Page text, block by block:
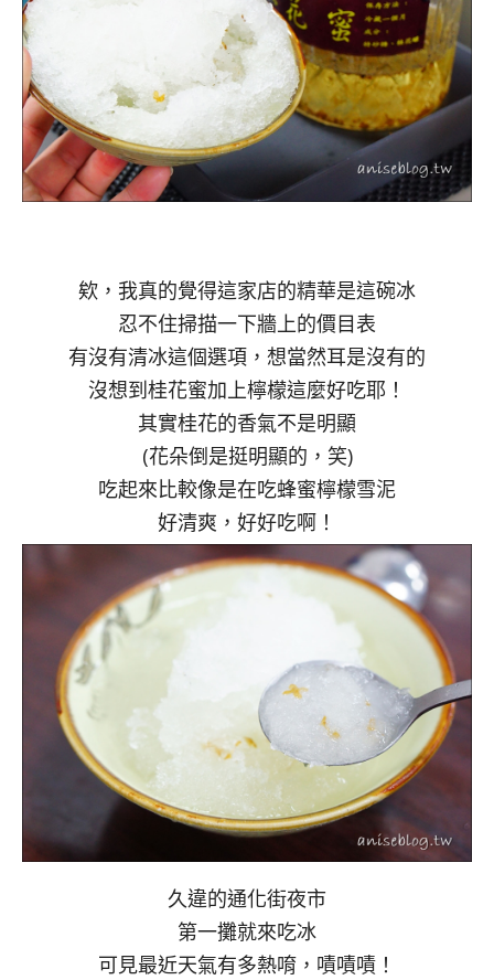
欸，我真的覺得這家店的精華是這碗冰
忍不住掃描一下牆上的價目表
有沒有清冰這個選項，想當然耳是沒有的
沒想到桂花蜜加上檸檬這麼好吃耶！
其實桂花的香氣不是明顯
(花朵倒是挺明顯的，笑)
吃起來比較像是在吃蜂蜜檸檬雪泥
好清爽，好好吃啊！
久違的通化街夜市
第一攤就來吃冰
可見最近天氣有多熱唷，嘖嘖嘖！